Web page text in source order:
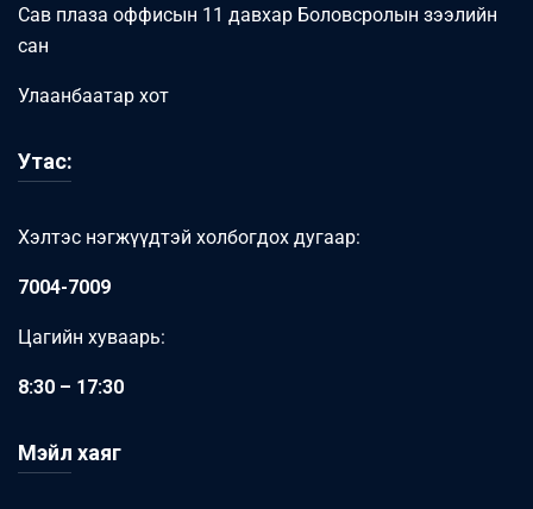
Сав плаза оффисын 11 давхар Боловсролын зээлийн
сан
Улаанбаатар хот
Утас:
Хэлтэс нэгжүүдтэй холбогдох дугаар:
7004-7009
Цагийн хуваарь:
8:30 – 17:30
Мэйл хаяг